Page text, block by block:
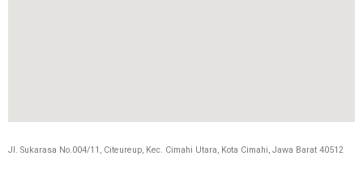
Jl. Sukarasa No.004/11, Citeureup, Kec. Cimahi Utara, Kota Cimahi, Jawa Barat 40512